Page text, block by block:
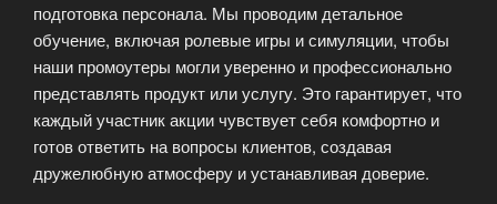
подготовка персонала. Мы проводим детальное
обучение, включая ролевые игры и симуляции, чтобы
наши промоутеры могли уверенно и профессионально
представлять продукт или услугу. Это гарантирует, что
каждый участник акции чувствует себя комфортно и
готов ответить на вопросы клиентов, создавая
дружелюбную атмосферу и устанавливая доверие.